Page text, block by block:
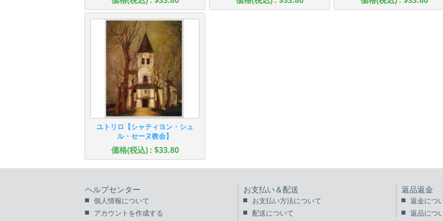
ユトリロ【シャティヨン・シュ
ル・セーヌ教会】
価格(税込) : $33.80
ヘルプセンター
個人情報について
アカウントを作成する
お支払い＆配送
お支払い方法について
配送について
返品返金
返金につ
返品につ